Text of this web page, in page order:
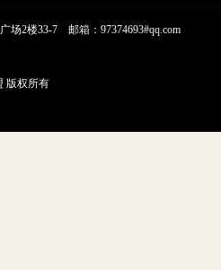
场2楼33-7 邮箱：97374693#qq.com
版权所有